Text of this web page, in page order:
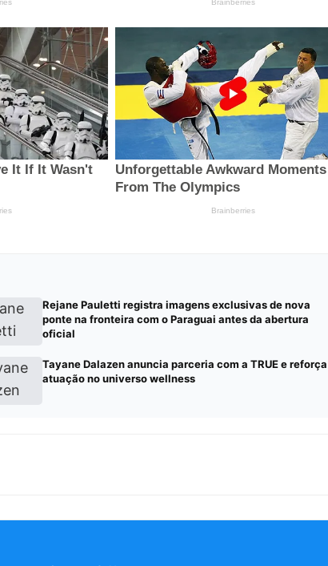
Rejane Pauletti registra imagens exclusivas de nova
ponte na fronteira com o Paraguai antes da abertura
oficial
Tayane Dalazen anuncia parceria com a TRUE e reforça
atuação no universo wellness